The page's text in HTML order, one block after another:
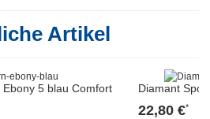
Artikel
5 blau Comfort Diamant
22,80 €*